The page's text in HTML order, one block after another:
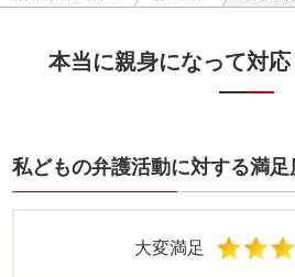
本当に親身になって対
私どもの弁護活動に対する満足
大変満足